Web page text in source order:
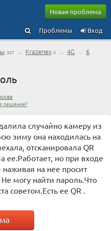
Новая проблема
Вход
Проблемы
207 → Krazenex 0 → 4G → 6
решение?
случайно камеру из
зиму она находилась на
отсканировала QR
ее.Работает, но при входе
на нее просит
могу найти пароль.Что
советом.Есть ее QR .